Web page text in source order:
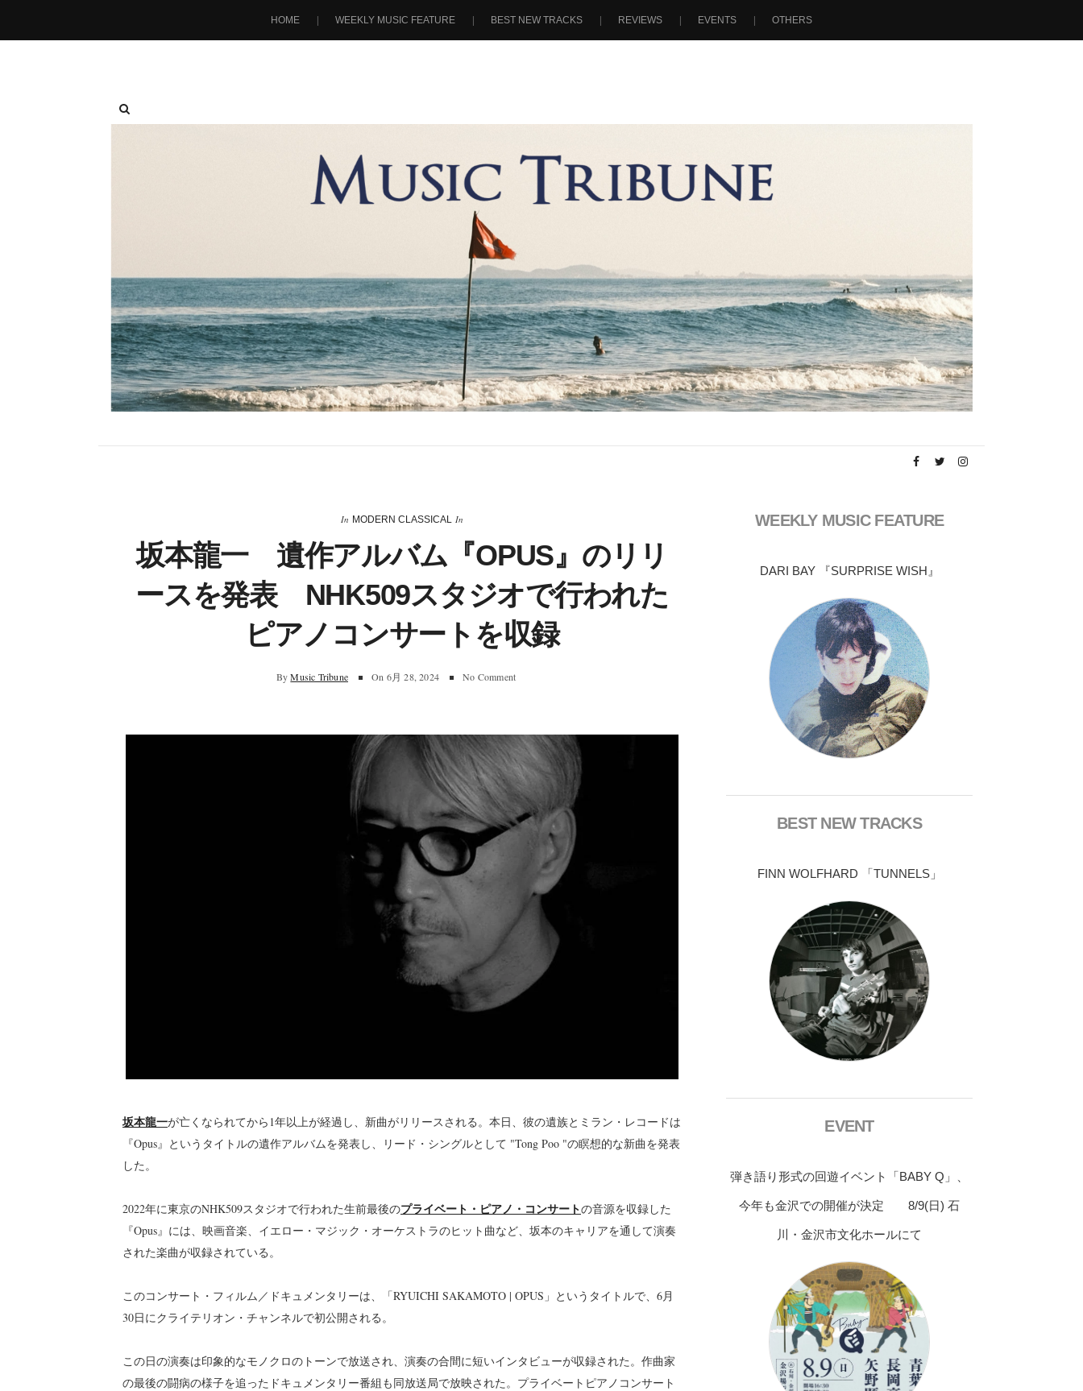
HOME WEEKLY MUSIC FEATURE BEST NEW TRACKS REVIEWS EVENTS OTHERS
In MODERN CLASSICAL In
坂本龍一 遺作アルバム『OPUS』のリリ
ースを発表 NHK509スタジオで行われた
ピアノコンサートを収録
By Music Tribune On 6月 28, 2024 No Comment
坂本龍一が亡くなられてから1年以上が経過し、新曲がリリースされる。本日、彼の遺族とミラン・レコードは
『Opus』というタイトルの遺作アルバムを発表し、リード・シングルとして "Tong Poo "の瞑想的な新曲を発表
した。
2022年に東京のNHK509スタジオで行われた生前最後のプライベート・ピアノ・コンサートの音源を収録した
『Opus』には、映画音楽、イエロー・マジック・オーケストラのヒット曲など、坂本のキャリアを通して演奏
された楽曲が収録されている。
このコンサート・フィルム／ドキュメンタリーは、「RYUICHI SAKAMOTO | OPUS」というタイトルで、6月
30日にクライテリオン・チャンネルで初公開される。
この日の演奏は印象的なモノクロのトーンで放送され、演奏の合間に短いインタビューが収録された。作曲家
の最後の闘病の様子を追ったドキュメンタリー番組も同放送局で放映された。プライベートピアノコンサート
WEEKLY MUSIC FEATURE
DARI BAY 『SURPRISE WISH』
BEST NEW TRACKS
FINN WOLFHARD 「TUNNELS」
EVENT
弾き語り形式の回遊イベント「BABY Q」、
今年も金沢での開催が決定 8/9(日) 石
川・金沢市文化ホールにて